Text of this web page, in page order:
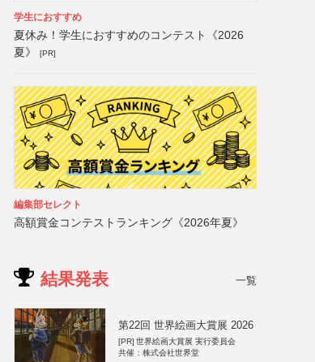
学生におすすめ
夏休み！学生におすすめのコンテスト《2026
夏》
[PR]
編集部セレクト
高額賞金コンテストランキング《2026年夏》
結果発表 一覧
第22回 世界絵画大賞展 2026
[PR] 世界絵画大賞展 実行委員会
共催：株式会社世界堂